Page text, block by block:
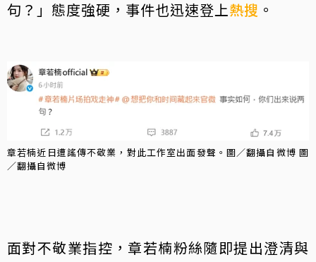
句？」態度強硬，事件也迅速登上熱搜 。
章若楠近日遭謠傳不敬業，對此工作室出面發聲。圖／翻攝自微博 圖
／翻攝自微博
面對不敬業指控，章若楠粉絲隨即提出澄清與